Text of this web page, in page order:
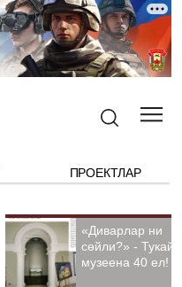
ПРОЕКТЛАР
«Диварлар ни
сөйли?» - Тукай
музеена 40 ел!